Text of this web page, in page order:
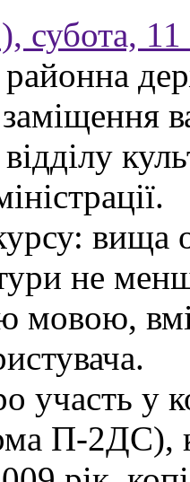
субота, 11
відділу
вища
не
мовою,
участь у
П-2ДС),